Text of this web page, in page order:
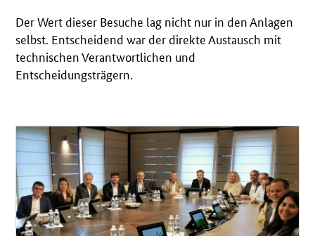
Der Wert dieser Besuche lag nicht nur in den Anlagen
selbst. Entscheidend war der direkte Austausch mit
technischen Verantwortlichen und
Entscheidungsträgern.